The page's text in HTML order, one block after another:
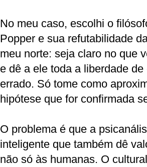
No meu caso, escolhi o
Popper e sua refutabilidade
meu norte: seja claro no que
e dê a ele toda a liberdade
errado. Só tome como
hipótese que for confirmada
O problema é que a
inteligente que também dê
não só às humanas. O